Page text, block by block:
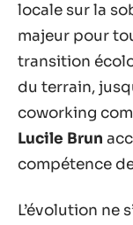
locale sur la
majeur pour
transition
du terrain,
coworking
Lucile Brun
compétence
L’évolution ne